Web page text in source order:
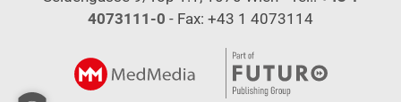
4073111-0 - Fax: +43 1 4073114